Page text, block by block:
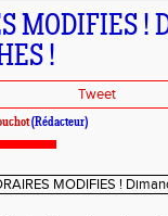
MODIFIES !
!
Tweet
(Rédacteur)